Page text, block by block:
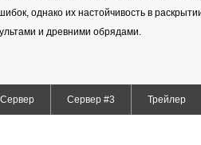
однако их настойчивость в
и древними обрядами.
Сервер Сервер #3 Трейлер